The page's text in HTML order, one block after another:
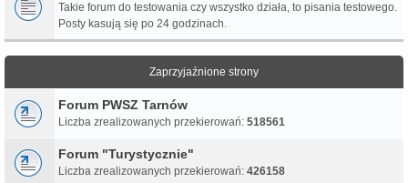
Takie forum do testowania czy wszystko działa, to pisania testowego.
Posty kasują się po 24 godzinach.
Zaprzyjaźnione strony
Forum PWSZ Tarnów
Liczba zrealizowanych przekierowań: 518561
Forum "Turystycznie"
Liczba zrealizowanych przekierowań: 426158